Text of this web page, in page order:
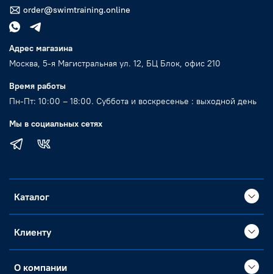
order@swimtraining.online
Адрес магазина
Москва, 5-я Магистральная ул. 12, БЦ Блок, офис 210
Время работы
Пн-Пт: 10:00 – 18:00. Суббота и воскресенье : выходной день
Мы в социальных сетях
Каталог
Клиенту
О компании